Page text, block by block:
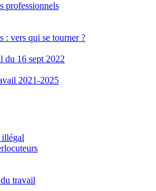
professionnels
: vers qui se tourner ?
du 16 sept 2022
2021-2025
travail